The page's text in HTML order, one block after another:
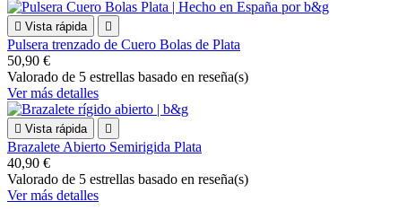
 Vista rápida 
Pulsera trenzado de Cuero Bolas de Plata
50,90 €
Valorado de 5 estrellas basado en reseña(s)
Ver más detalles
 Vista rápida 
Brazalete Abierto Semirigida Plata
40,90 €
Valorado de 5 estrellas basado en reseña(s)
Ver más detalles